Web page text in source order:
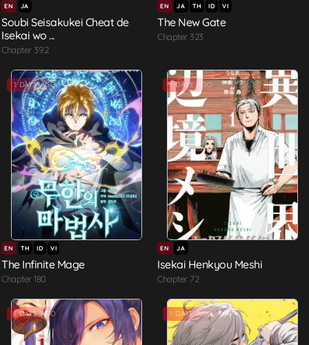
EN JA
Soubi Seisakukei Cheat de
Isekai wo ...
Chapter 39.2
EN JA TH ID VI
The New Gate
Chapter 323
1 DAYS AGO
EN TH ID VI
The Infinite Mage
Chapter 180
1 DAYS AGO
EN JA
Isekai Henkyou Meshi
Chapter 72
1 DAYS AGO 1 DAYS AGO